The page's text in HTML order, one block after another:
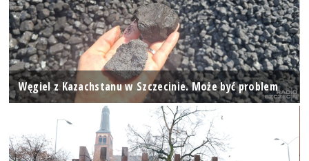
Węgiel z Kazachstanu w Szczecinie. Może być problem